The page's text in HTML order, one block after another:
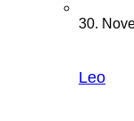
30.
Leo